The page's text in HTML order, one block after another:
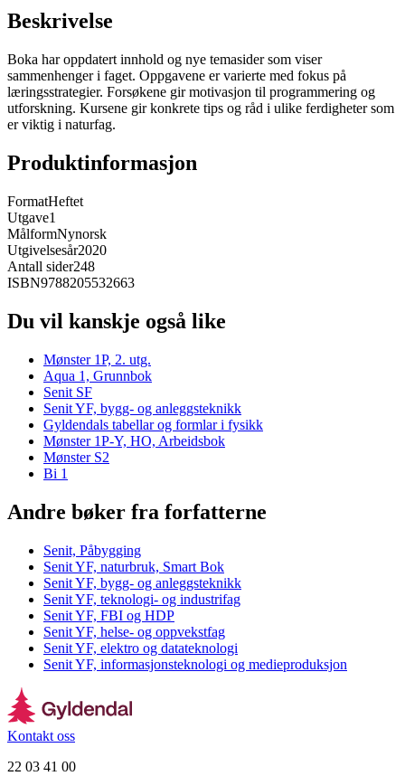
Beskrivelse
Boka har oppdatert innhold og nye temasider som viser
sammenhenger i faget. Oppgavene er varierte med fokus på
læringsstrategier. Forsøkene gir motivasjon til programmering og
utforskning. Kursene gir konkrete tips og råd i ulike ferdigheter som
er viktig i naturfag.
Produktinformasjon
FormatHeftet
Utgave1
MålformNynorsk
Utgivelsesår2020
Antall sider248
ISBN9788205532663
Du vil kanskje også like
Mønster 1P, 2. utg.
Aqua 1, Grunnbok
Senit SF
Senit YF, bygg- og anleggsteknikk
Gyldendals tabellar og formlar i fysikk
Mønster 1P-Y, HO, Arbeidsbok
Mønster S2
Bi 1
Andre bøker fra forfatterne
Senit, Påbygging
Senit YF, naturbruk, Smart Bok
Senit YF, bygg- og anleggsteknikk
Senit YF, teknologi- og industrifag
Senit YF, FBI og HDP
Senit YF, helse- og oppvekstfag
Senit YF, elektro og datateknologi
Senit YF, informasjonsteknologi og medieproduksjon
Kontakt oss
22 03 41 00